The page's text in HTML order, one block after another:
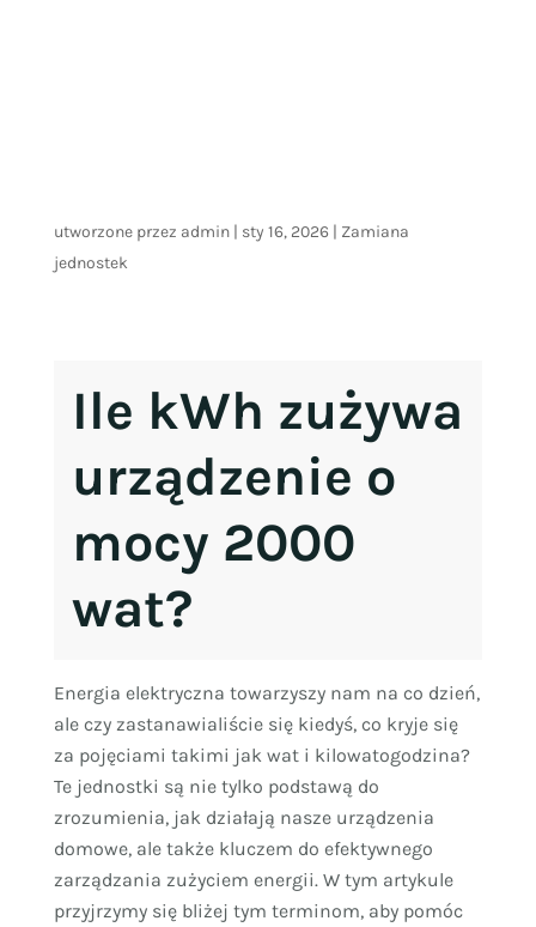
utworzone przez admin| sty 16, 2026| Zamiana
jednostek
Ile kWh zużywa
urządzenie o
mocy 2000
wat?
Energia elektryczna towarzyszy nam na co dzień,
ale czy zastanawialiście się kiedyś, co kryje się
za pojęciami takimi jak wat i kilowatogodzina?
Te jednostki są nie tylko podstawą do
zrozumienia, jak działają nasze urządzenia
domowe, ale także kluczem do efektywnego
zarządzania zużyciem energii. W tym artykule
przyjrzymy się bliżej tym terminom, aby pomóc